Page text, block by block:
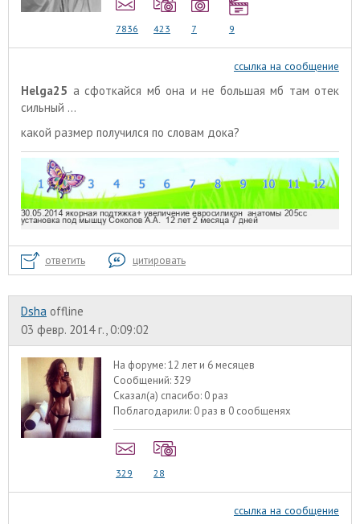
7836 423 7 9
ссылка на сообщение
Helga25 а сфоткайся мб она и не большая мб там отек
сильный ...
какой размер получился по словам дока?
ответить цитировать
Dsha offline
03 февр. 2014 г., 0:09:02
На форуме:12 лет и 6 месяцев
Сообщений: 329
Сказал(а) спасибо: 0 раз
Поблагодарили: 0 раз в 0 сообщенях
329 28
ссылка на сообщение